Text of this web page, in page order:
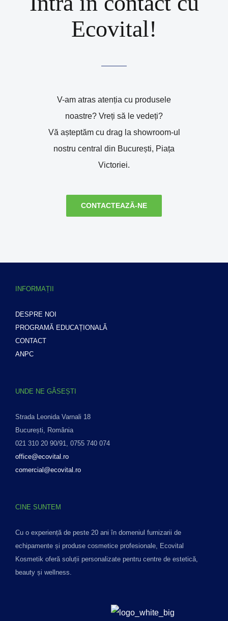
Ecovital!
V-am atras atenția cu produsele
noastre? Vreți să le vedeți?
Vă așteptăm cu drag la showroom-ul
nostru central din București, Piața
Victoriei.
CONTACTEAZĂ-NE
INFORMAȚII
DESPRE NOI
PROGRAMĂ EDUCAȚIONALĂ
CONTACT
ANPC
UNDE NE GĂSEȘTI
Strada Leonida Varnali 18
București, România
021 310 20 90/91, 0755 740 074
office@ecovital.ro
comercial@ecovital.ro
CINE SUNTEM
Cu o experiență de peste 20 ani în domeniul furnizarii de
echipamente și produse cosmetice profesionale, Ecovital
Kosmetik oferă soluții personalizate pentru centre de estetică,
beauty și wellness.